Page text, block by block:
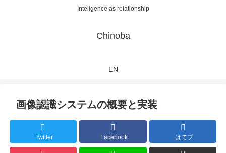
Inteligence as relationship
Chinoba
EN
画像認識システムの概要と実装
Twitter Facebook はてブ